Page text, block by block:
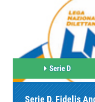
Serie D
Serie D, Fidelis